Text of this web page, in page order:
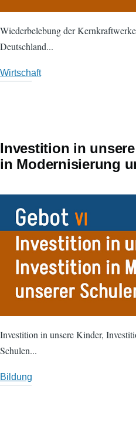
Wiederbelebung der
Deutschland...
Wirtschaft
Investition in
in Modernisierung
Investition in unsere Kinder,
Schulen...
Bildung